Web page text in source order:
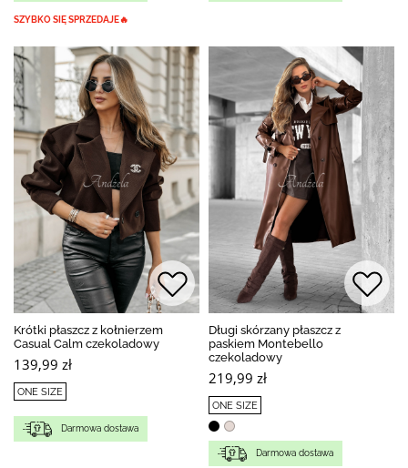
SZYBKO SIĘ SPRZEDAJE🔥
Krótki płaszcz z kołnierzem
Casual Calm czekoladowy
139,99 zł
ONE SIZE
Darmowa dostawa
Długi skórzany płaszcz z
paskiem Montebello
czekoladowy
219,99 zł
ONE SIZE
Darmowa dostawa